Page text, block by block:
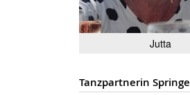
Jutta
Tanzpartnerin Springe